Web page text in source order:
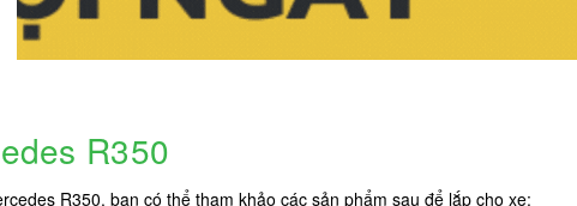
R350
R350, bạn có thể tham khảo các sản phẩm sau để lắp cho xe: